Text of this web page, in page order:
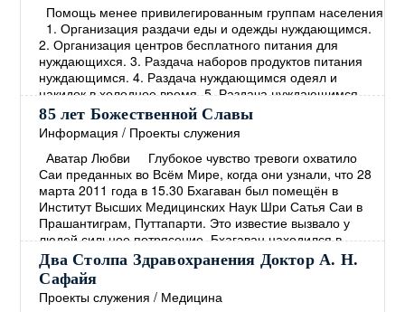
Помощь менее привилегированным группам населения
1. Организация раздачи еды и одежды нуждающимся.
2. Организация центров бесплатного питания для
нуждающихся. 3. Раздача наборов продуктов питания
нуждающимся. 4. Раздача нуждающимся одеял и
накидок в холодное время. 5. Раздача нуждающимся
пищи, богатой протеином. 6. Установление опеки над
малообеспеченными семьями и организация
систематической помощи. 7. Организация программ
помощи деревням с→
85 лет Божественной Славы
Информация / Проекты служения
Аватар Любви Глубокое чувство тревоги охватило
Саи преданных во Всём Мире, когда они узнали, что 28
марта 2011 года в 15.30 Бхагаван был помещён в
Институт Высших Медицинских Наук Шри Сатья Саи в
Прашантиграм, Путтапарти. Это известие вызвало у
людей сильное потрясение. Бхагаван находился в
госпитале 27 дней, и группа медицинских экспертов
обеспечивала его лучшим лечением, какое только
возможно. Но Бхагаван принял решение закончить
Два Столпа Здравохранения Доктор А. Н.
Сафайя
Проекты служения / Медицина